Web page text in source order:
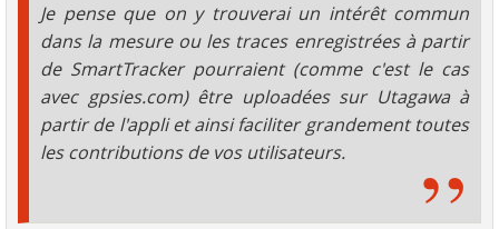
Je pense que on y trouverai un intérêt commun
dans la mesure ou les traces enregistrées à partir
de SmartTracker pourraient (comme c'est le cas
avec gpsies.com) être uploadées sur Utagawa à
partir de l'appli et ainsi faciliter grandement toutes
les contributions de vos utilisateurs.